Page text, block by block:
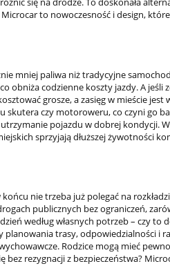
to nowoczesność i design,
mniej paliwa niż tradycyjne
obniża codzienne koszty jazdy. A jeśli
grosze, a zasięg w mieście jest
skutera czy motoroweru, co czyni go
pojazdu w dobrej kondycji.
sprzyjają dłuższej żywotności
nie trzeba już polegać na
publicznych bez ograniczeń,
według własnych potrzeb – czy to
trasy, odpowiedzialności i
Rodzice mogą mieć
rezygnacji z bezpieczeństwa?